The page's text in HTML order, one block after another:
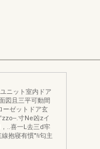
ニット室内ドア
図且三平可動間
ーゼットドア玄
.寸Ne凶zイ
..喜一L去三d牢
線抱寝有慣"!i匂主